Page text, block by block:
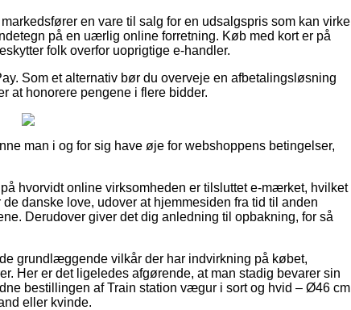
en vare til salg for en udsalgspris som kan virke
på en uærlig online forretning. Køb med kort er på
folk overfor uoprigtige e-handler.
Som et alternativ bør du overveje en afbetalingsløsning
at honorere pengene i flere bidder.
man i og for sig have øje for webshoppens betingelser,
hvorvidt online virksomheden er tilsluttet e-mærket, hvilket
danske love, udover at hjemmesiden fra tid til anden
Derudover giver det dig anledning til opbakning, for så
grundlæggende vilkår der har indvirkning på købet,
Her er det ligeledes afgørende, at man stadig bevarer sin
bestillingen af Train station vægur i sort og hvid – Ø46 cm
eller kvinde.